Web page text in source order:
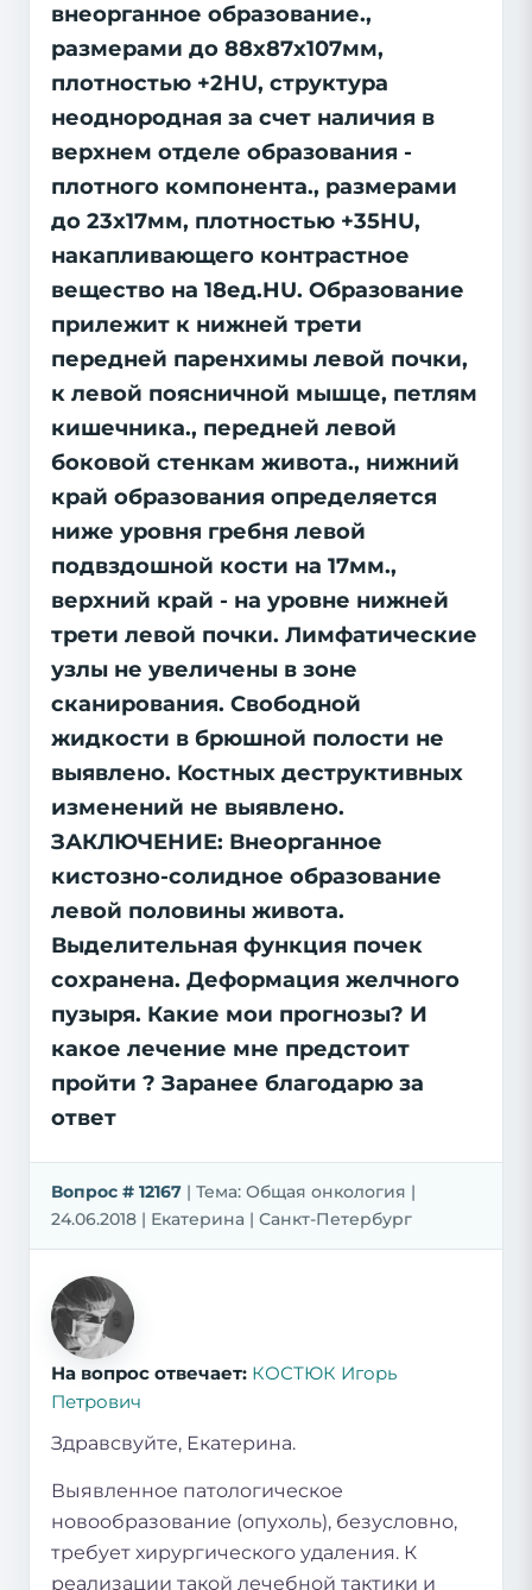
внеорганное образование.,
размерами до 88х87х107мм,
плотностью +2HU, структура
неоднородная за счет наличия в
верхнем отделе образования -
плотного компонента., размерами
до 23х17мм, плотностью +35HU,
накапливающего контрастное
вещество на 18ед.HU. Образование
прилежит к нижней трети
передней паренхимы левой почки,
к левой поясничной мышце, петлям
кишечника., передней левой
боковой стенкам живота., нижний
край образования определяется
ниже уровня гребня левой
подвздошной кости на 17мм.,
верхний край - на уровне нижней
трети левой почки. Лимфатические
узлы не увеличены в зоне
сканирования. Свободной
жидкости в брюшной полости не
выявлено. Костных деструктивных
изменений не выявлено.
ЗАКЛЮЧЕНИЕ: Внеорганное
кистозно-солидное образование
левой половины живота.
Выделительная функция почек
сохранена. Деформация желчного
пузыря. Какие мои прогнозы? И
какое лечение мне предстоит
пройти ? Заранее благодарю за
ответ
Вопрос # 12167 | Тема: Общая онкология |
24.06.2018 | Екатерина | Санкт-Петербург
На вопрос отвечает: КОСТЮК Игорь
Петрович
Здравсвуйте, Екатерина.
Выявленное патологическое
новообразование (опухоль), безусловно,
требует хирургического удаления. К
реализации такой лечебной тактики и